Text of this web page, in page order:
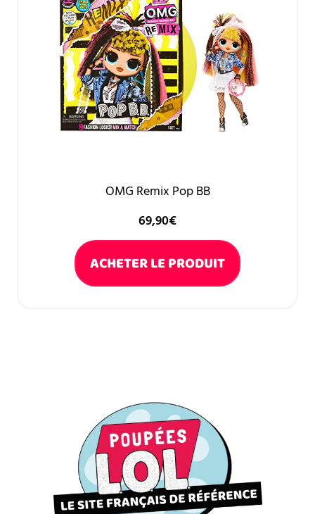
OMG Remix Pop BB
69,90€
ACHETER LE PRODUIT